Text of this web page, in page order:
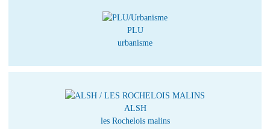
PLU
urbanisme
ALSH
les Rochelois malins